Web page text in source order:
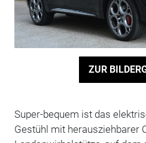
ZUR
Super-bequem ist das
Gestühl mit herausziehbarer